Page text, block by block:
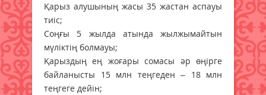
Қарыз алушының жасы 35 жастан аспауы
тиіс;
Соңғы 5 жылда атында жылжымайтын
мүліктің болмауы;
Қарыздың ең жоғары сомасы әр өңірге
байланысты 15 млн теңгеден – 18 млн
теңгеге дейін;